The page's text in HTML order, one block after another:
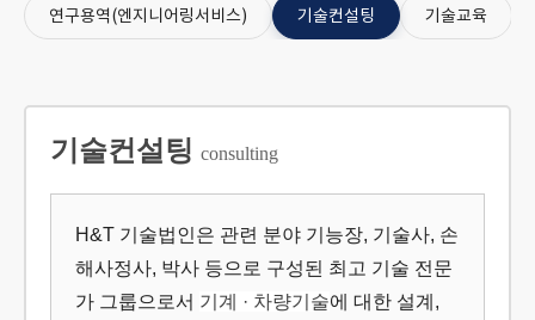
연구용역(엔지니어링서비스) 기술컨설팅 기술교육
기술컨설팅 consulting
H&T 기술법인은 관련 분야 기능장, 기술사, 손
해사정사, 박사 등으로 구성된 최고 기술 전문
가 그룹으로서 기계 · 차량기술에 대한 설계,